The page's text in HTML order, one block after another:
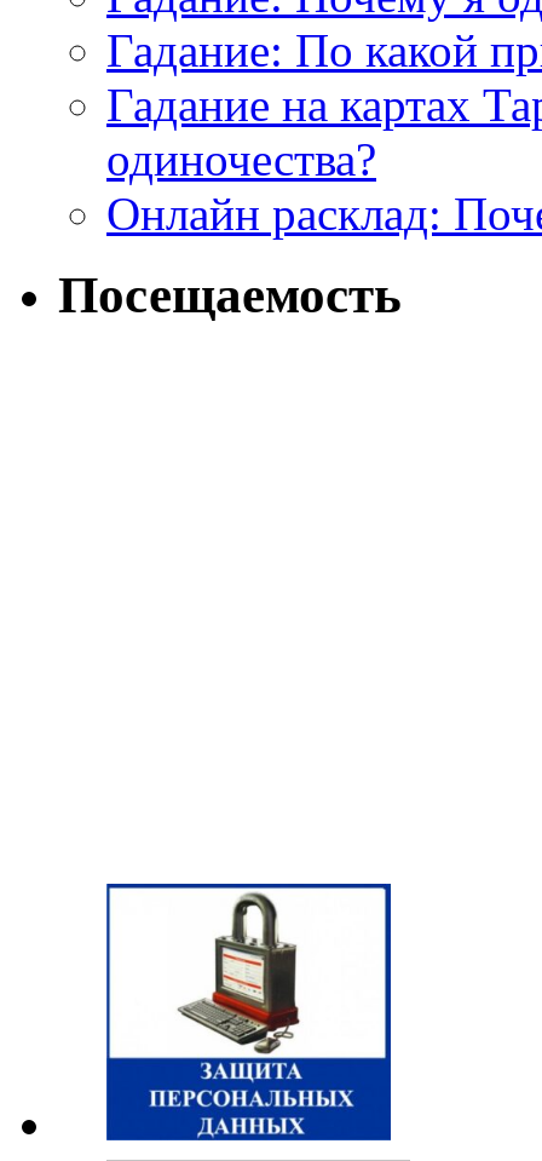
Гадание: По какой
Гадание на картах
одиночества?
Онлайн расклад:
Посещаемость